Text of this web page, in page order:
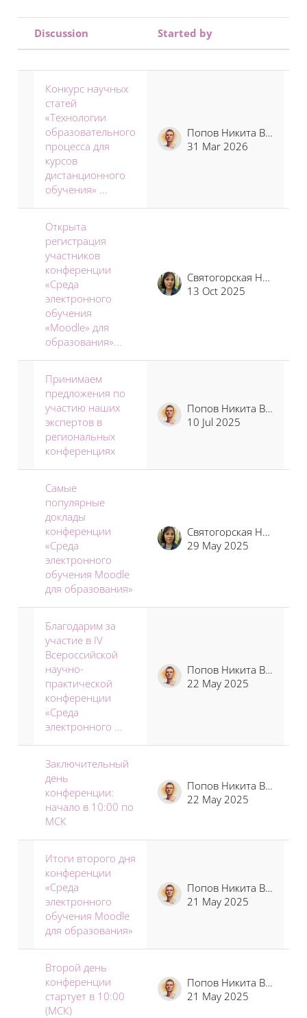
Status
Discussion Started by
Конкурс научных
статей
«Технологии
образовательного
процесса для
курсов
дистанционного
обучения» ...
Попов Никита Владимирович
31 Mar 2026
Открыта
регистрация
участников
конференции
«Среда
электронного
обучения
«Moodle» для
образования»...
Святогорская Наталья Владимировна
13 Oct 2025
Принимаем
предложения по
участию наших
экспертов в
региональных
конференциях
Попов Никита Владимирович
10 Jul 2025
Самые
популярные
доклады
конференции
«Среда
электронного
обучения Moodle
для образования»
Святогорская Наталья Владимировна
29 May 2025
Благодарим за
участие в IV
Всероссийской
научно-
практической
конференции
«Среда
электронного ...
Попов Никита Владимирович
22 May 2025
Заключительный
день
конференции:
начало в 10:00 по
МСК
Попов Никита Владимирович
22 May 2025
Итоги второго дня
конференции
«Среда
электронного
обучения Moodle
для образования»
Попов Никита Владимирович
21 May 2025
Второй день
конференции
стартует в 10:00
(МСК)
Попов Никита Владимирович
21 May 2025